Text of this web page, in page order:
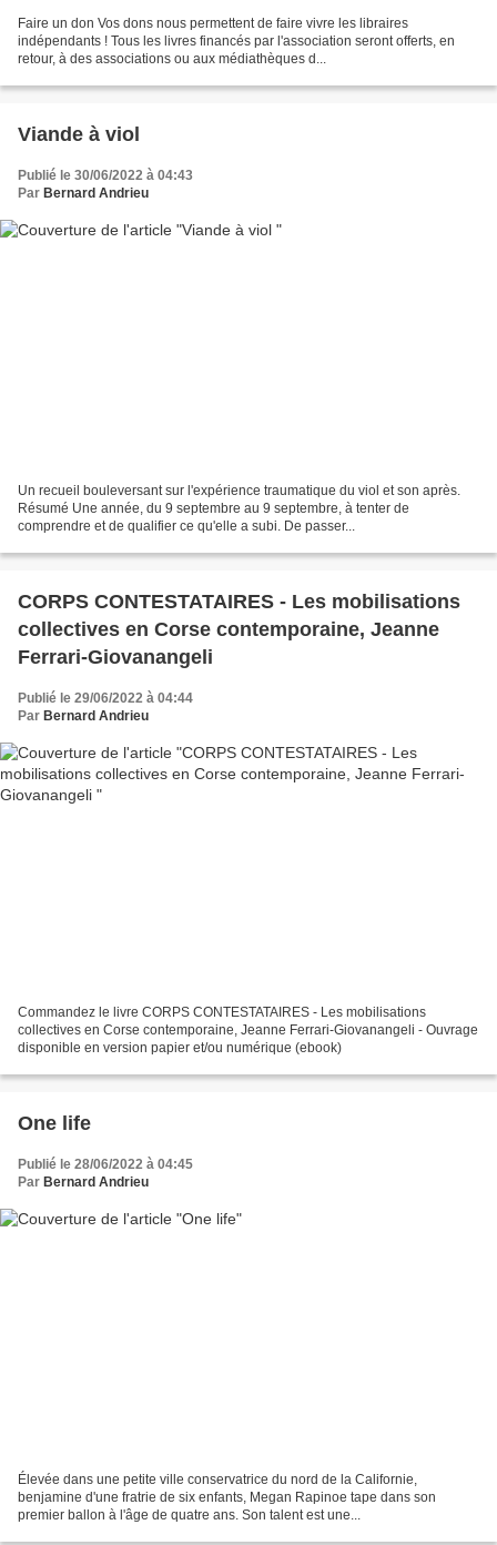
Faire un don Vos dons nous permettent de faire vivre les libraires
indépendants ! Tous les livres financés par l'association seront offerts, en
retour, à des associations ou aux médiathèques d...
Viande à viol
Publié le 30/06/2022 à 04:43
Par Bernard Andrieu
Un recueil bouleversant sur l'expérience traumatique du viol et son après.
Résumé Une année, du 9 septembre au 9 septembre, à tenter de
comprendre et de qualifier ce qu'elle a subi. De passer...
CORPS CONTESTATAIRES - Les mobilisations
collectives en Corse contemporaine, Jeanne
Ferrari-Giovanangeli
Publié le 29/06/2022 à 04:44
Par Bernard Andrieu
Commandez le livre CORPS CONTESTATAIRES - Les mobilisations
collectives en Corse contemporaine, Jeanne Ferrari-Giovanangeli - Ouvrage
disponible en version papier et/ou numérique (ebook)
One life
Publié le 28/06/2022 à 04:45
Par Bernard Andrieu
Élevée dans une petite ville conservatrice du nord de la Californie,
benjamine d'une fratrie de six enfants, Megan Rapinoe tape dans son
premier ballon à l'âge de quatre ans. Son talent est une...